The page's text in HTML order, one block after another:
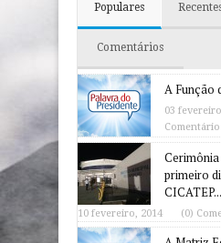
Populares
Comentários
A Função
03
Cerimônia
primeiro
CICATEP...
10 fevereiro, 2014 (0)